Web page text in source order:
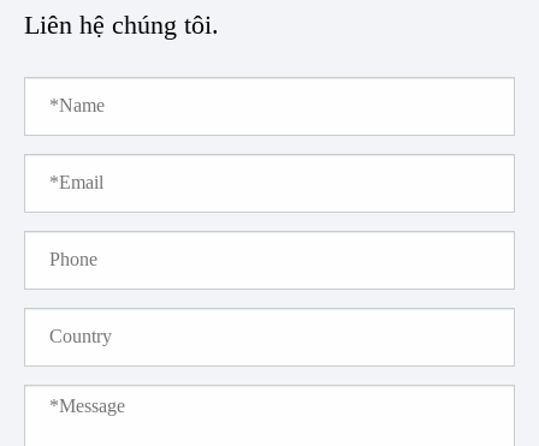
Liên hệ chúng tôi.